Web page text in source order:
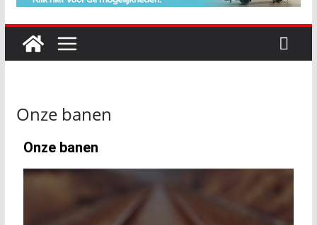
Onze banen
Onze banen